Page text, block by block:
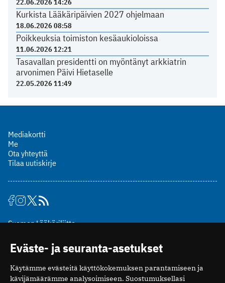
22.06.2026 14:26
Kurkista Lääkäripäivien 2027 ohjelmaan
18.06.2026 08:58
Poikkeuksia toimiston kesäaukioloissa
11.06.2026 12:21
Tasavallan presidentti on myöntänyt arkkiatrin
arvonimen Päivi Hietaselle
22.05.2026 11:49
Mediakortti
Me
Ota yhteyttä
Tilaa uutiskirje
Suomen Lääkäriliitto
00510 Helsinki
puh. (09) 393 091
toimitus@potilaanlaakarilehti.fi
Eväste- ja seuranta-asetukset
Käytämme evästeitä käyttökokemuksen parantamiseen ja
kävijämäärämme analysoimiseen. Suostumuksellasi